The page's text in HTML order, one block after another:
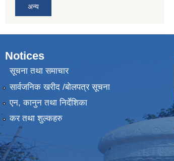
अन्य
Notices
सूचना तथा समाचार
सार्वजनिक खरीद /बोलपत्र सूचना
एन, कानुन तथा निर्देशिका
कर तथा शुल्कहरु